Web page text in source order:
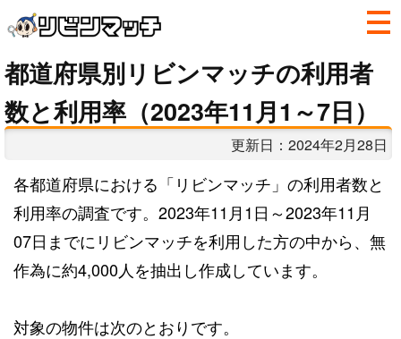
都道府県別リビンマッチの利用者
数と利用率（2023年11月1～7日）
更新日： 2024年2月28日
各都道府県における「リビンマッチ」の利用者数と
利用率の調査です。2023年11月1日～2023年11月
07日までにリビンマッチを利用した方の中から、無
作為に約4,000人を抽出し作成しています。
対象の物件は次のとおりです。